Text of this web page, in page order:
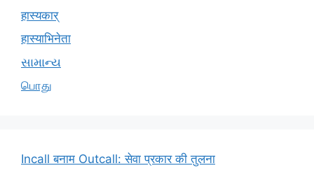
हास्यकार्
हास्याभिनेता
સામાન્ય
பொது
Incall बनाम Outcall: सेवा प्रकार की तुलना